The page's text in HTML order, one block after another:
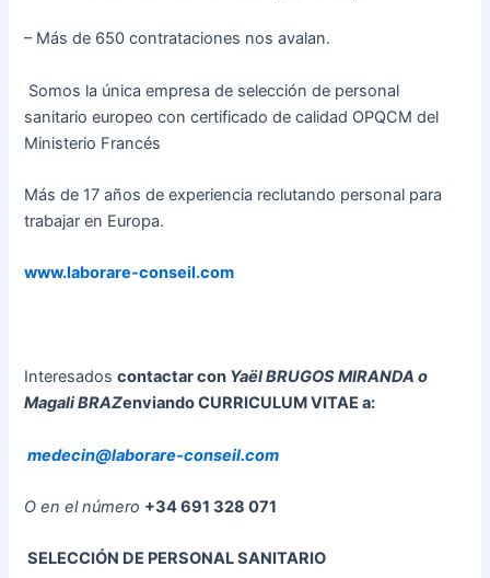
– Más de 650 contrataciones nos avalan.
Somos la única empresa de selección de personal
sanitario europeo con certificado de calidad OPQCM del
Ministerio Francés
Más de 17 años de experiencia reclutando personal para
trabajar en Europa.
www.laborare-conseil.com
Interesadoscontactar con Yaël BRUGOS MIRANDA o
Magali BRAZenviando CURRICULUM VITAE a:
medecin@laborare-conseil.com
O en el número +34 691 328 071
SELECCIÓN DE PERSONAL SANITARIO